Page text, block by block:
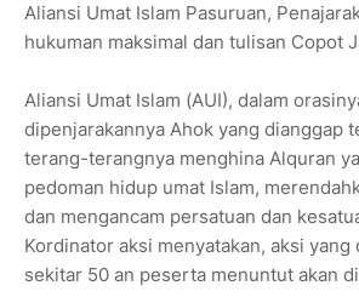
Aliansi Umat Islam Pasuruan,
hukuman maksimal dan tulisan Copot
Aliansi Umat Islam (AUI), dalam
dipenjarakannya Ahok yang dianggap
terang-terangnya menghina Alquran
pedoman hidup umat Islam,
dan mengancam persatuan dan
Kordinator aksi menyatakan, aksi
sekitar 50 an peserta menuntut akan